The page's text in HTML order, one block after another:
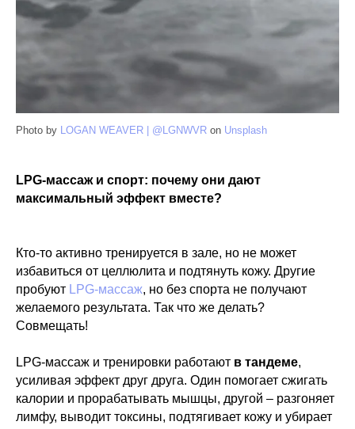
Photo by LOGAN WEAVER | @LGNWVR on Unsplash
LPG-массаж и спорт: почему они дают
максимальный эффект вместе?
Кто-то активно тренируется в зале, но не может
избавиться от целлюлита и подтянуть кожу. Другие
пробуют LPG-массаж, но без спорта не получают
желаемого результата. Так что же делать?
Совмещать!
LPG-массаж и тренировки работают в тандеме,
усиливая эффект друг друга. Один помогает сжигать
калории и прорабатывать мышцы, другой – разгоняет
лимфу, выводит токсины, подтягивает кожу и убирает